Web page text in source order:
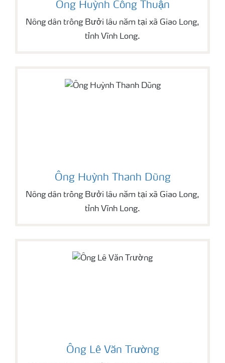
Ông Huỳnh Công Thuận
Nông dân trồng Bưởi lâu năm tại xã Giao Long,
tỉnh Vĩnh Long.
Ông Huỳnh Thanh Dũng
Nông dân trồng Bưởi lâu năm tại xã Giao Long,
tỉnh Vĩnh Long.
Ông Lê Văn Trường